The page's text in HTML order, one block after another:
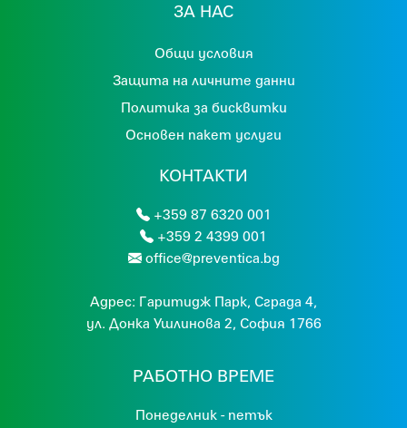
ЗА НАС
Общи условия
Защита на личните данни
Политика за бисквитки
Основен пакет услуги
КОНТАКТИ
+359 87 6320 001
+359 2 4399 001
office@preventica.bg
Адрес: Гaритидж Парк, Сграда 4,
ул. Донка Ушлинова 2, София 1766
РАБОТНО ВРЕМЕ
Понеделник - петък